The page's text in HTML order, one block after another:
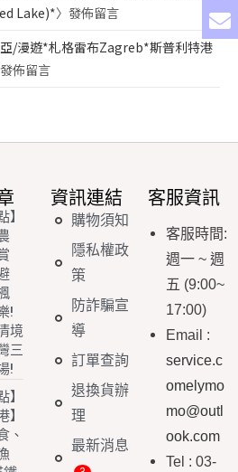
Lake)*〉發佈留言
/漫遊*札格雷布Zagreb*斯普利特港
佈留言
】
!
境
三
!
】
】
、
資訊連結
購物須知
隱私權政
策
防詐騙宣
導
訂單查詢
退換貨辦
理
最新消息
客服資訊
客服時間:
週一 ~ 週
五 (9:00~
17:00)
Email :
service.c
omelymo
mo@outl
ook.com
Tel : 03-